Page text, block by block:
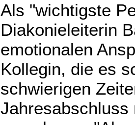
Als "wichtigste
Diakonieleiterin
emotionalen
Kollegin, die es
schwierigen
Jahresabschluss